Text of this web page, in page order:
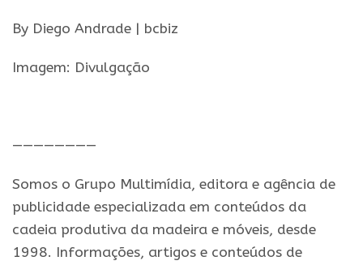
By Diego Andrade | bcbiz
Imagem: Divulgação
————————
Somos o Grupo Multimídia, editora e agência de
publicidade especializada em conteúdos da
cadeia produtiva da madeira e móveis, desde
1998. Informações, artigos e conteúdos de